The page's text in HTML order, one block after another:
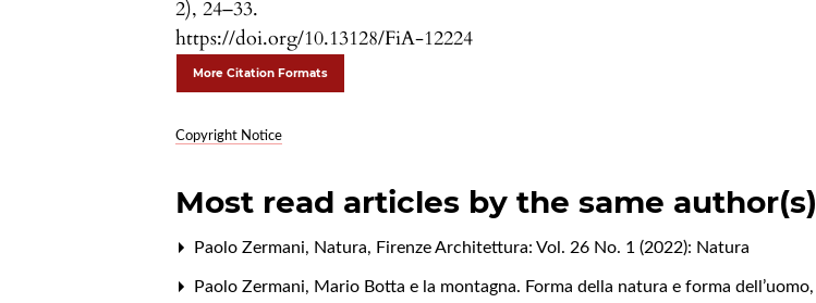
2), 24–33.
https://doi.org/10.13128/FiA-12224
More Citation Formats
Copyright Notice
Most read articles by the same author(s)
Paolo Zermani, Natura, Firenze Architettura: Vol. 26 No. 1 (2022): Natura
Paolo Zermani, Mario Botta e la montagna. Forma della natura e forma dell’uomo,